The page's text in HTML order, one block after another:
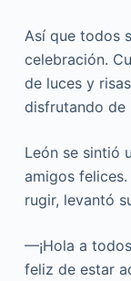
Así que todos
celebración.
de luces y
disfrutando de
León se sintió
amigos
rugir, levantó
—¡Hola a
feliz de estar